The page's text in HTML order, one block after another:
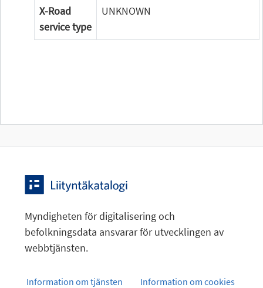
X-Road
service type
UNKNOWN
Myndigheten för digitalisering och
befolkningsdata ansvarar för utvecklingen av
webbtjänsten.
Information om tjänsten
Information om cookies